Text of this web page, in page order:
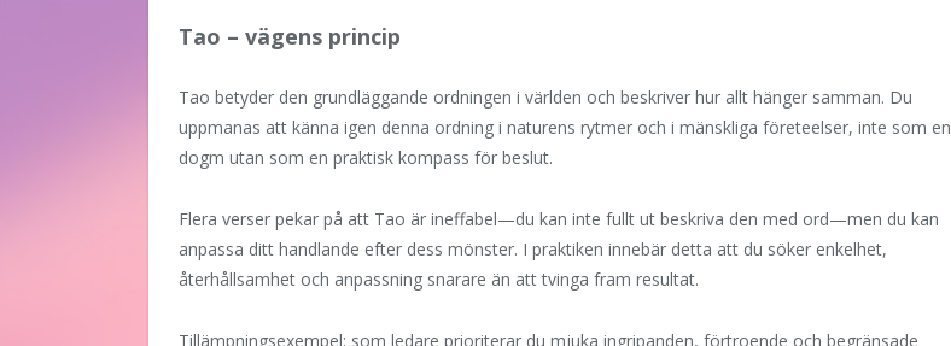
Tao – vägens princip
Tao betyder den grundläggande ordningen i världen och beskriver hur allt hänger samman. Du
uppmanas att känna igen denna ordning i naturens rytmer och i mänskliga företeelser, inte som en
dogm utan som en praktisk kompass för beslut.
Flera verser pekar på att Tao är ineffabel—du kan inte fullt ut beskriva den med ord—men du kan
anpassa ditt handlande efter dess mönster. I praktiken innebär detta att du söker enkelhet,
återhållsamhet och anpassning snarare än att tvinga fram resultat.
Tillämpningsexempel: som ledare prioriterar du mjuka ingripanden, förtroende och begränsade